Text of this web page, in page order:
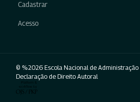
Cadastrar
Acesso
© %2026 Escola Nacional de Administração
Declaração de Direito Autoral